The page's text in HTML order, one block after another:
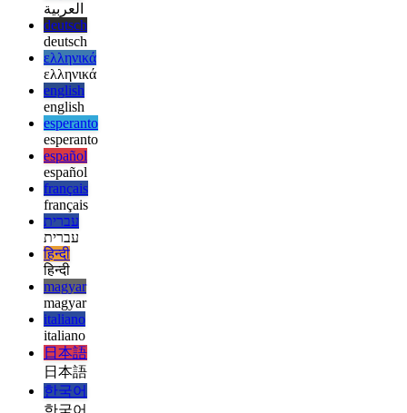
afrikaans
afrikaans
العربية
العربية
deutsch
deutsch
ελληνικά
ελληνικά
english
english
esperanto
esperanto
español
español
français
français
עברית
עברית
हिन्दी
हिन्दी
magyar
magyar
italiano
italiano
日本語